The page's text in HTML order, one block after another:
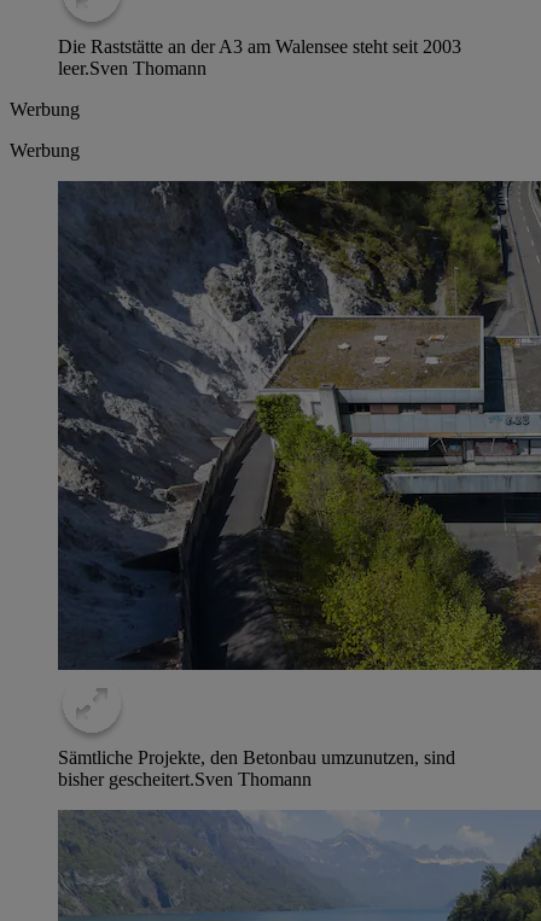
Die Raststätte an der A3 am Walensee steht seit 2003
leer.Sven Thomann
Werbung
Werbung
Sämtliche Projekte, den Betonbau umzunutzen, sind
bisher gescheitert.Sven Thomann